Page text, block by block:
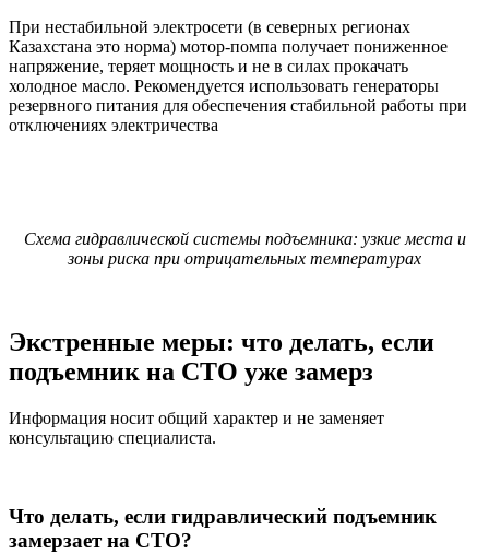
При нестабильной электросети (в северных регионах
Казахстана это норма) мотор-помпа получает пониженное
напряжение, теряет мощность и не в силах прокачать
холодное масло. Рекомендуется использовать генераторы
резервного питания для обеспечения стабильной работы при
отключениях электричества
Схема гидравлической системы подъемника: узкие места и
зоны риска при отрицательных температурах
Экстренные меры: что делать, если
подъемник на СТО уже замерз
Информация носит общий характер и не заменяет
консультацию специалиста.
Что делать, если гидравлический подъемник
замерзает на СТО?